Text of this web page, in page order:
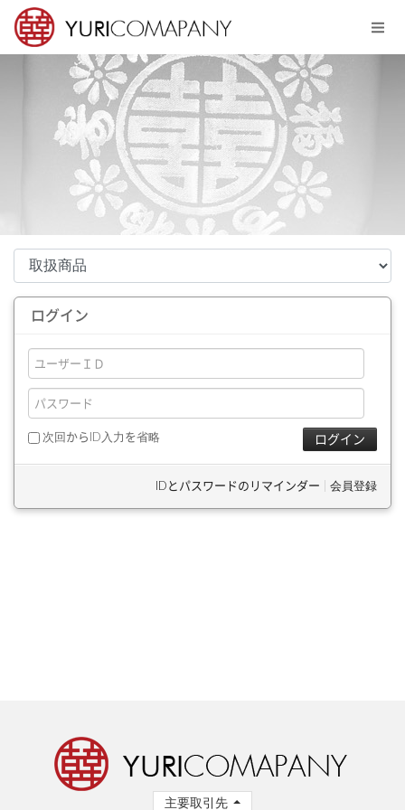
ログイン
次回からID入力を省略
IDとパスワードのリマインダー 会員登録
主要取引先